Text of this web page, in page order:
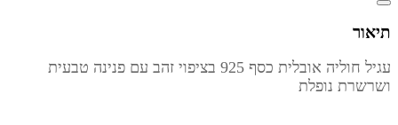
תיאור
עגיל חוליה אובלית כסף 925 בציפוי זהב עם פנינה טבעית
ושרשרת נופלת